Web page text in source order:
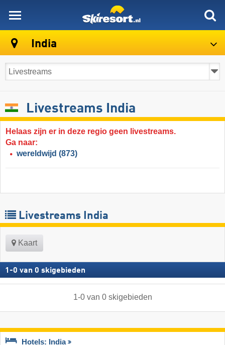
India
Livestreams India
Helaas zijn er in deze regio geen livestreams.
Ga naar:
wereldwijd (873)
Livestreams India
Kaart
1 -0 van 0 skigebieden
1-0van 0 skigebieden
Hotels: India